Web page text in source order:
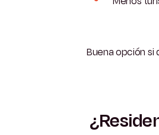
Buena opción si